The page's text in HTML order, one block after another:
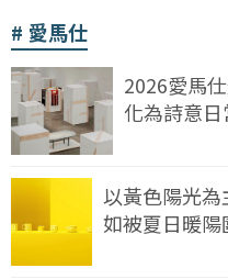
愛馬仕
2026愛馬
化為詩意日
以黃色陽光
如被夏日暖